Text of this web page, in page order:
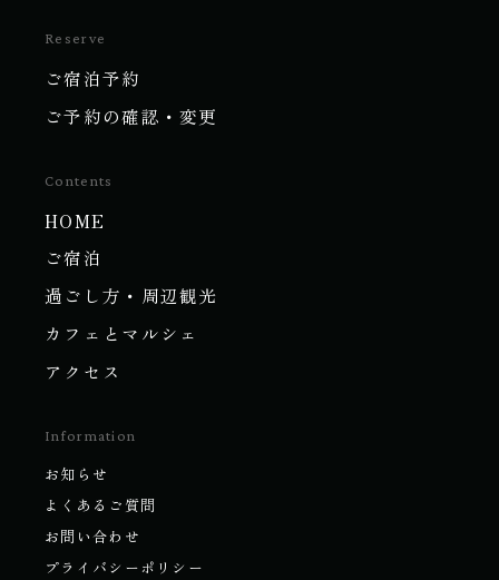
Reserve
ご宿泊予約
ご予約の確認・変更
Contents
HOME
ご宿泊
過ごし方・周辺観光
カフェとマルシェ
アクセス
Information
お知らせ
よくあるご質問
お問い合わせ
プライバシーポリシー